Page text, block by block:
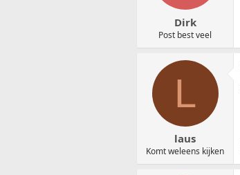
Dirk
Post best veel
L
laus
Komt weleens kijken